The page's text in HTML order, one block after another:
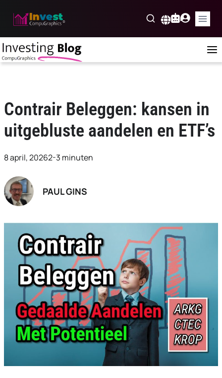
Contrair Beleggen: kansen in
uitgebluste aandelen en ETF’s
8 april, 20262-3 minuten
PAUL GINS